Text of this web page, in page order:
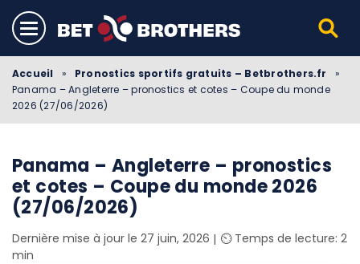
Accueil » Pronostics sportifs gratuits – Betbrothers.fr
»
Panama – Angleterre – pronostics et cotes – Coupe du monde
2026 (27/06/2026)
Panama – Angleterre – pronostics
et cotes – Coupe du monde 2026
(27/06/2026)
Dernière mise à jour le 27 juin, 2026
⏲️ Temps de lecture: 2
min